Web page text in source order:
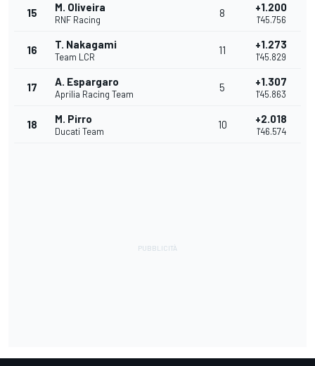
15 M. Oliveira
RNF Racing
8 +1.200
1'45.756
16 T. Nakagami
Team LCR
11 +1.273
1'45.829
17 A. Espargaro
Aprilia Racing Team
5 +1.307
1'45.863
18 M. Pirro
Ducati Team
10 +2.018
1'46.574